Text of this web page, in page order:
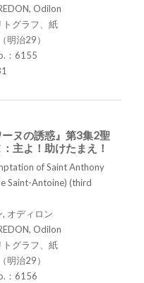
Odilon
グラフ、紙
明治29）
：6155
ーヌの誘惑』第3集2聖
主よ！助けたまえ！
of Saint Anthony
Saint-Antoine) (third
オディロン
Odilon
グラフ、紙
明治29）
：6156